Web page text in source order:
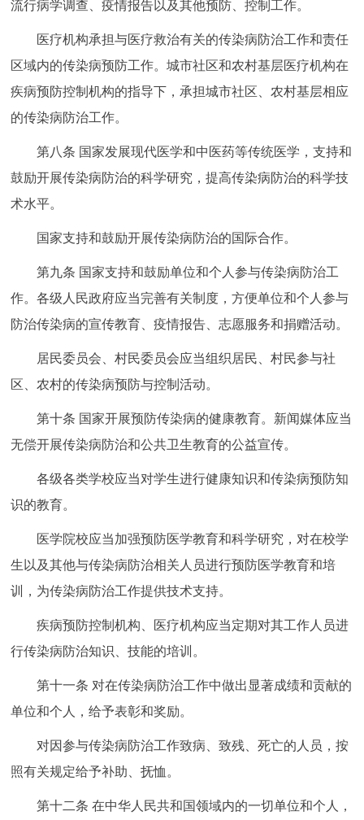
流行病学调查、疫情报告以及其他预防、控制工作。
医疗机构承担与医疗救治有关的传染病防治工作和责任
区域内的传染病预防工作。城市社区和农村基层医疗机构在
疾病预防控制机构的指导下，承担城市社区、农村基层相应
的传染病防治工作。
第八条 国家发展现代医学和中医药等传统医学，支持和
鼓励开展传染病防治的科学研究，提高传染病防治的科学技
术水平。
国家支持和鼓励开展传染病防治的国际合作。
第九条 国家支持和鼓励单位和个人参与传染病防治工
作。各级人民政府应当完善有关制度，方便单位和个人参与
防治传染病的宣传教育、疫情报告、志愿服务和捐赠活动。
居民委员会、村民委员会应当组织居民、村民参与社
区、农村的传染病预防与控制活动。
第十条 国家开展预防传染病的健康教育。新闻媒体应当
无偿开展传染病防治和公共卫生教育的公益宣传。
各级各类学校应当对学生进行健康知识和传染病预防知
识的教育。
医学院校应当加强预防医学教育和科学研究，对在校学
生以及其他与传染病防治相关人员进行预防医学教育和培
训，为传染病防治工作提供技术支持。
疾病预防控制机构、医疗机构应当定期对其工作人员进
行传染病防治知识、技能的培训。
第十一条 对在传染病防治工作中做出显著成绩和贡献的
单位和个人，给予表彰和奖励。
对因参与传染病防治工作致病、致残、死亡的人员，按
照有关规定给予补助、抚恤。
第十二条 在中华人民共和国领域内的一切单位和个人，